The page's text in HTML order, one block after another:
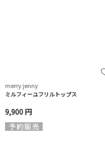
merry jenny
ミルフィーユフリルトップス
9,900 円